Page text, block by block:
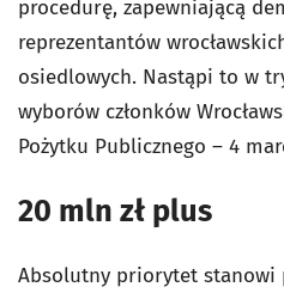
procedurę, zapewniającą
reprezentantów
osiedlowych. Nastąpi to w
wyborów członków
Pożytku Publicznego – 4
20 mln zł plus
Absolutny priorytet stanowi